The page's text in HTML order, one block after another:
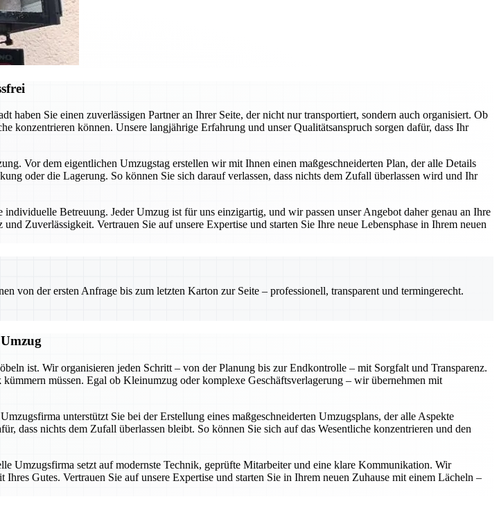
Sie einen zuverlässigen Partner an Ihrer Seite, der nicht nur transportiert, sondern auch organisiert. Ob
konzentrieren können. Unsere langjährige Erfahrung und unser Qualitätsanspruch sorgen dafür, dass Ihr
Vor dem eigentlichen Umzugstag erstellen wir mit Ihnen einen maßgeschneiderten Plan, der alle Details
oder die Lagerung. So können Sie sich darauf verlassen, dass nichts dem Zufall überlassen wird und Ihr
Betreuung. Jeder Umzug ist für uns einzigartig, und wir passen unser Angebot daher genau an Ihre
Zuverlässigkeit. Vertrauen Sie auf unsere Expertise und starten Sie Ihre neue Lebensphase in Ihrem neuen
von der ersten Anfrage bis zum letzten Karton zur Seite – professionell, transparent und termingerecht.
ist. Wir organisieren jeden Schritt – von der Planung bis zur Endkontrolle – mit Sorgfalt und Transparenz.
müssen. Egal ob Kleinumzug oder komplexe Geschäftsverlagerung – wir übernehmen mit
unterstützt Sie bei der Erstellung eines maßgeschneiderten Umzugsplans, der alle Aspekte
dass nichts dem Zufall überlassen bleibt. So können Sie sich auf das Wesentliche konzentrieren und den
Umzugsfirma setzt auf modernste Technik, geprüfte Mitarbeiter und eine klare Kommunikation. Wir
Gutes. Vertrauen Sie auf unsere Expertise und starten Sie in Ihrem neuen Zuhause mit einem Lächeln –